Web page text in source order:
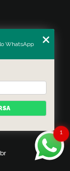
1
WhatsApp